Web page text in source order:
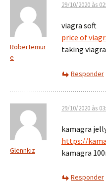
Robertemur
e
29/10/2020 às
viagra soft
price of
taking
Responder
Glennkiz
29/10/2020 às
kamagra
https://
kamagra
Responder